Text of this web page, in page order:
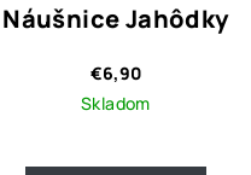
Náušnice Jahôdky
€6,90
Skladom